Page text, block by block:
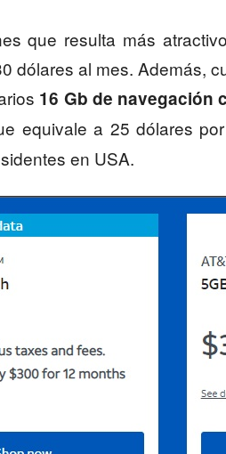
que resulta más
dólares al mes. Además,
16 Gb de navegación
equivale a 25 dólares
en USA.